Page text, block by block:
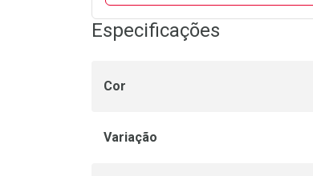
Especificações
Cor
Variação